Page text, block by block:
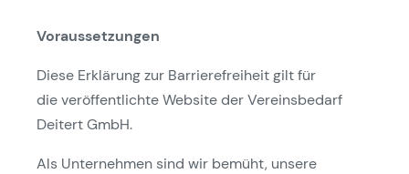
Voraussetzungen
Diese Erklärung zur Barrierefreiheit gilt für
die veröffentlichte Website der Vereinsbedarf
Deitert GmbH.
Als Unternehmen sind wir bemüht, unsere